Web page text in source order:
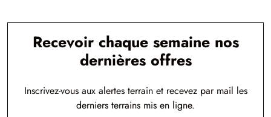
Recevoir chaque semaine nos
dernières offres
Inscrivez-vous aux alertes terrain et recevez par mail les
derniers terrains mis en ligne.